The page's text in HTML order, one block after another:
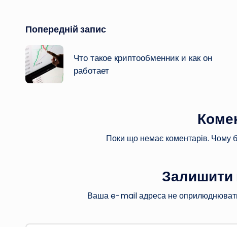
Навігація
по
запису
Попередній запис
Что такое криптообменник и как он
работает
Поки що немає коментарів. Чому
Залишити
Ваша e-mail адреса не